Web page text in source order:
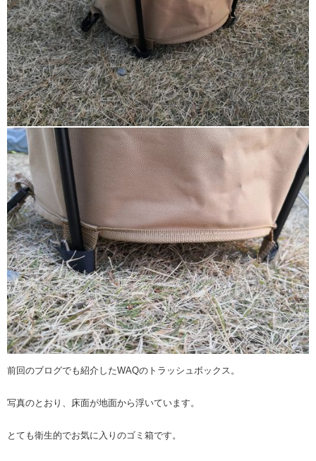
前回のブログでも紹介したWAQのトラッシュボックス。
写真のとおり、床面が地面から浮いています。
とても衛生的でお気に入りのゴミ箱です。